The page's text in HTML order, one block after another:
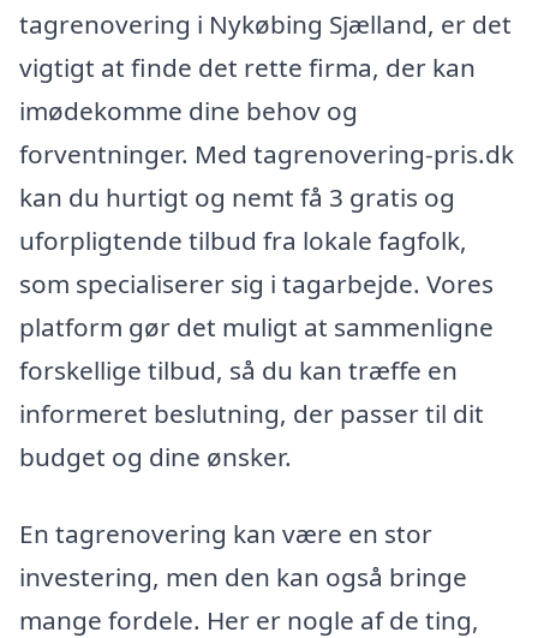
tagrenovering i Nykøbing Sjælland, er det
vigtigt at finde det rette firma, der kan
imødekomme dine behov og
forventninger. Med tagrenovering-pris.dk
kan du hurtigt og nemt få 3 gratis og
uforpligtende tilbud fra lokale fagfolk,
som specialiserer sig i tagarbejde. Vores
platform gør det muligt at sammenligne
forskellige tilbud, så du kan træffe en
informeret beslutning, der passer til dit
budget og dine ønsker.
En tagrenovering kan være en stor
investering, men den kan også bringe
mange fordele. Her er nogle af de ting,